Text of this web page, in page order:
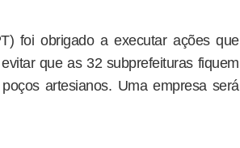
foi obrigado a executar ações que
que as 32 subprefeituras fiquem
artesianos. Uma empresa será